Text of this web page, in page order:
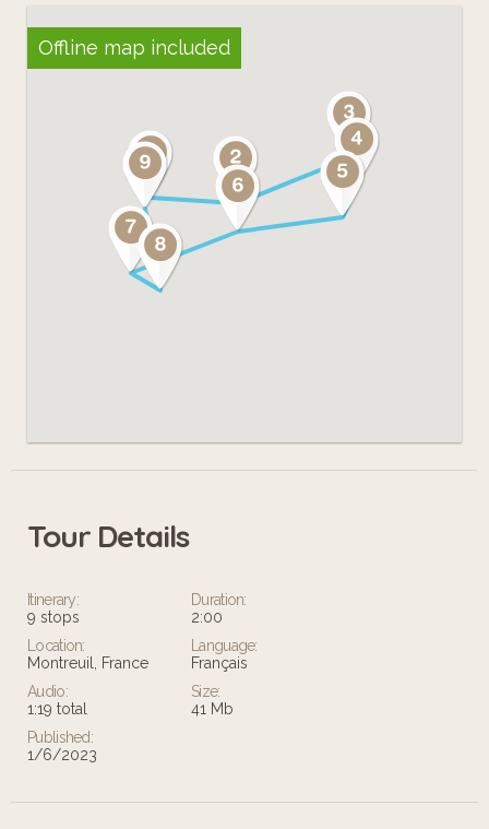
Ce projet a été financé par la
Conférence des Financeurs de la
Prévention de la perte d’Autonomie
du département de la Seine-Saint-
Denis et conduit en lien avec le
Centre Communal d'Action Sociale de
Montreuil.
Villière qui a accompagné le projet
Offline map included
Tour Details
Itinerary:
9 stops
Duration:
2:00
Location:
Montreuil, France
Language:
Français
Audio:
1:19 total
Size:
41 Mb
Published:
1/6/2023